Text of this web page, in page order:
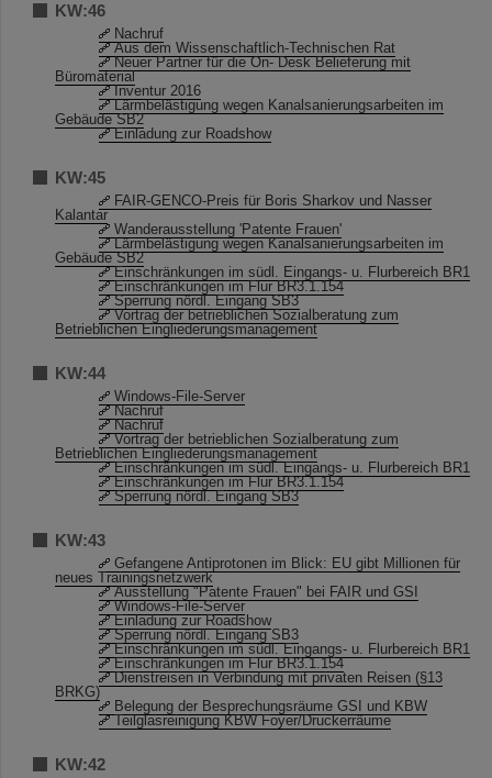
KW:46
Nachruf
Aus dem Wissenschaftlich-Technischen Rat
Neuer Partner für die On- Desk Belieferung mit
Büromaterial
Inventur 2016
Lärmbelästigung wegen Kanalsanierungsarbeiten im
Gebäude SB2
Einladung zur Roadshow
KW:45
FAIR-GENCO-Preis für Boris Sharkov und Nasser
Kalantar
Wanderausstellung 'Patente Frauen'
Lärmbelästigung wegen Kanalsanierungsarbeiten im
Gebäude SB2
Einschränkungen im südl. Eingangs- u. Flurbereich BR1
Einschränkungen im Flur BR3.1.154
Sperrung nördl. Eingang SB3
Vortrag der betrieblichen Sozialberatung zum
Betrieblichen Eingliederungsmanagement
KW:44
Windows-File-Server
Nachruf
Nachruf
Vortrag der betrieblichen Sozialberatung zum
Betrieblichen Eingliederungsmanagement
Einschränkungen im südl. Eingangs- u. Flurbereich BR1
Einschränkungen im Flur BR3.1.154
Sperrung nördl. Eingang SB3
KW:43
Gefangene Antiprotonen im Blick: EU gibt Millionen für
neues Trainingsnetzwerk
Ausstellung "Patente Frauen" bei FAIR und GSI
Windows-File-Server
Einladung zur Roadshow
Sperrung nördl. Eingang SB3
Einschränkungen im südl. Eingangs- u. Flurbereich BR1
Einschränkungen im Flur BR3.1.154
Dienstreisen in Verbindung mit privaten Reisen (§13
BRKG)
Belegung der Besprechungsräume GSI und KBW
Teilglasreinigung KBW Foyer/Druckerräume
KW:42